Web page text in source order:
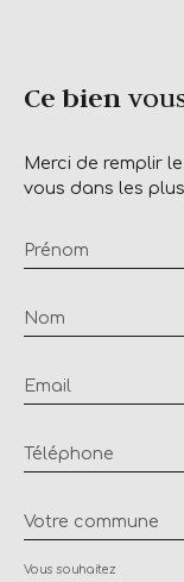
Ce bien
Merci de remplir
vous dans les
Prénom
Nom
Email
Téléphone
Votre commune
Vous souhaitez